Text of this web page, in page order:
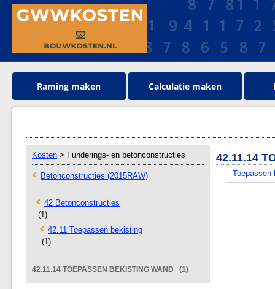
Raming maken Calculatie maken
Kosten > Funderings- en betonconstructies
Betonconstructies (2015RAW)
42 Betonconstructies
(1)
42.11 Toepassen bekisting
(1)
42.11.14 TOEPASSEN BEKISTING WAND (1)
42.11.14
Toepassen